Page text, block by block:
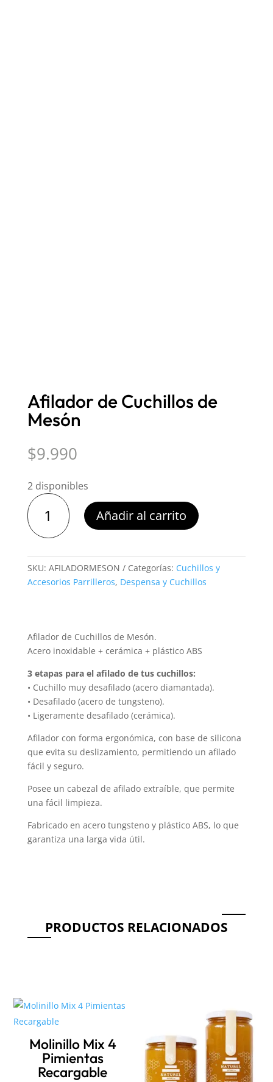
Afilador de Cuchillos de
Mesón
$9.990
2 disponibles
Afilador
de
Cuchillos
Mesón
cantidad
Añadir al carrito
SKU: AFILADORMESON Categorías: Cuchillos y
Accesorios Parrilleros, Despensa y Cuchillos
Afilador de Cuchillos de Mesón.
Acero inoxidable + cerámica + plástico ABS
3 etapas para el afilado de tus cuchillos:
• Cuchillo muy desafilado (acero diamantada).
• Desafilado (acero de tungsteno).
• Ligeramente desafilado (cerámica).
Afilador con forma ergonómica, con base de silicona
que evita su deslizamiento, permitiendo un afilado
fácil y seguro.
Posee un cabezal de afilado extraíble, que permite
una fácil limpieza.
Fabricado en acero tungsteno y plástico ABS, lo que
garantiza una larga vida útil.
PRODUCTOS RELACIONADOS
Molinillo Mix 4
Pimientas
Recargable